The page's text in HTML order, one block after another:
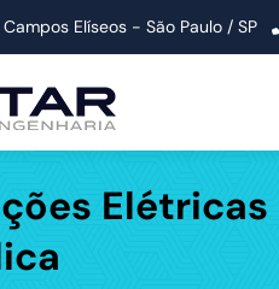
Elíseos - São Paulo / SP
Elétricas